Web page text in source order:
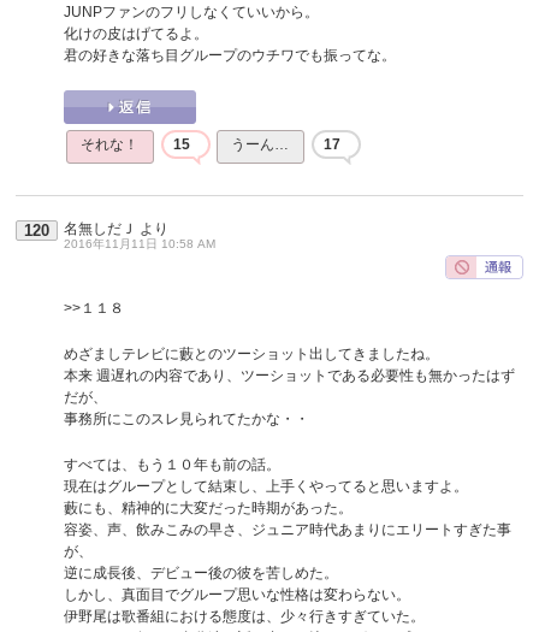
JUNPファンのフリしなくていいから。
化けの皮はげてるよ。
君の好きな落ち目グループのウチワでも振ってな。
それな！ 15 うーん… 17
120 名無しだＪ より
2016年11月11日 10:58 AM
>>１１８
めざましテレビに藪とのツーショット出してきましたね。
本来 週遅れの内容であり、ツーショットである必要性も無かったはず
だが、
事務所にこのスレ見られてたかな・・
すべては、もう１０年も前の話。
現在はグループとして結束し、上手くやってると思いますよ。
藪にも、精神的に大変だった時期があった。
容姿、声、飲みこみの早さ、ジュニア時代あまりにエリートすぎた事
が、
逆に成長後、デビュー後の彼を苦しめた。
しかし、真面目でグループ思いな性格は変わらない。
伊野尾は歌番組における態度は、少々行きすぎていた。